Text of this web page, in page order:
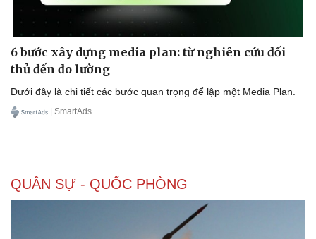
6 bước xây dựng media plan: từ nghiên cứu đối
thủ đến đo lường
Dưới đây là chi tiết các bước quan trọng để lập một Media Plan.
| SmartAds
QUÂN SỰ - QUỐC PHÒNG